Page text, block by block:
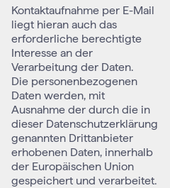
Kontaktaufnahme per E-Mail
liegt hieran auch das
erforderliche berechtigte
Interesse an der
Verarbeitung der Daten.
Die personenbezogenen
Daten werden, mit
Ausnahme der durch die in
dieser Datenschutzerklärung
genannten Drittanbieter
erhobenen Daten, innerhalb
der Europäischen Union
gespeichert und verarbeitet.